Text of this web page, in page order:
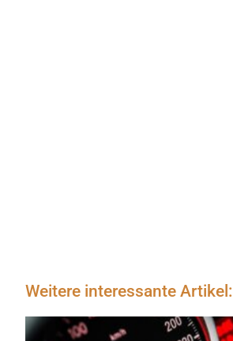
Weitere interessante Artikel: